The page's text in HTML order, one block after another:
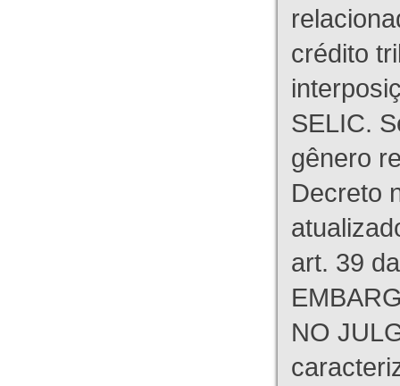
crédito
SELIC.
gênero
Decreto
art. 39
NO